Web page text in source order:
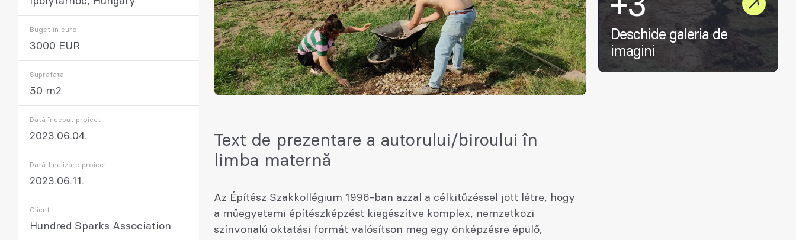
Buget în euro
3000 EUR
Suprafața
50 m2
Dată început proiect
2023.06.04.
Dată finalizare proiect
2023.06.11.
Client
Hundred Sparks Association
Deschide galeria de
imagini
Text de prezentare a autorului/biroului în
limba maternă
Az Építész Szakkollégium 1996-ban azzal a célkitűzéssel jött létre, hogy
a műegyetemi építészképzést kiegészítve komplex, nemzetközi
színvonalú oktatási formát valósítson meg egy önképzésre épülő,